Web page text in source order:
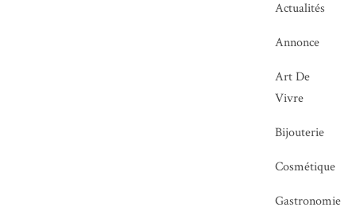
Actualités
Annonce
Art De
Vivre
Bijouterie
Cosmétique
Gastronomie